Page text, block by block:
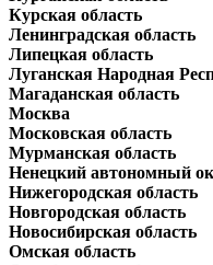
Курская область
Ленинградская область
Липецкая область
Луганская Народная
Магаданская область
Москва
Московская область
Мурманская область
Ненецкий автономный
Нижегородская область
Новгородская область
Новосибирская область
Омская область